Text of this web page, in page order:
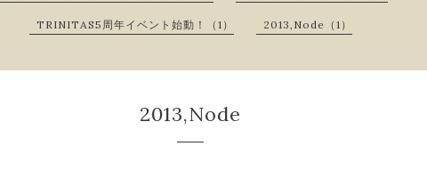
TRINITAS5周年イベント始動！（1） 2013,Node（1）
2013,Node